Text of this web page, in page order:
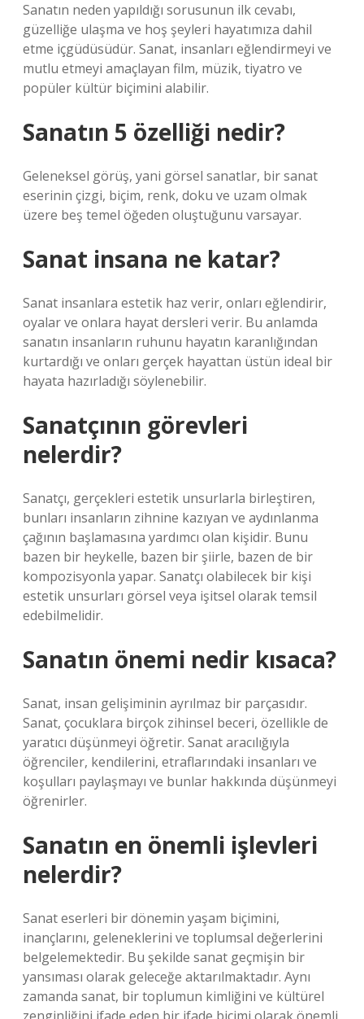
Sanatın neden yapıldığı sorusunun ilk cevabı,
güzelliğe ulaşma ve hoş şeyleri hayatımıza dahil
etme içgüdüsüdür. Sanat, insanları eğlendirmeyi ve
mutlu etmeyi amaçlayan film, müzik, tiyatro ve
popüler kültür biçimini alabilir.
Sanatın 5 özelliği nedir?
Geleneksel görüş, yani görsel sanatlar, bir sanat
eserinin çizgi, biçim, renk, doku ve uzam olmak
üzere beş temel öğeden oluştuğunu varsayar.
Sanat insana ne katar?
Sanat insanlara estetik haz verir, onları eğlendirir,
oyalar ve onlara hayat dersleri verir. Bu anlamda
sanatın insanların ruhunu hayatın karanlığından
kurtardığı ve onları gerçek hayattan üstün ideal bir
hayata hazırladığı söylenebilir.
Sanatçının görevleri
nelerdir?
Sanatçı, gerçekleri estetik unsurlarla birleştiren,
bunları insanların zihnine kazıyan ve aydınlanma
çağının başlamasına yardımcı olan kişidir. Bunu
bazen bir heykelle, bazen bir şiirle, bazen de bir
kompozisyonla yapar. Sanatçı olabilecek bir kişi
estetik unsurları görsel veya işitsel olarak temsil
edebilmelidir.
Sanatın önemi nedir kısaca?
Sanat, insan gelişiminin ayrılmaz bir parçasıdır.
Sanat, çocuklara birçok zihinsel beceri, özellikle de
yaratıcı düşünmeyi öğretir. Sanat aracılığıyla
öğrenciler, kendilerini, etraflarındaki insanları ve
koşulları paylaşmayı ve bunlar hakkında düşünmeyi
öğrenirler.
Sanatın en önemli işlevleri
nelerdir?
Sanat eserleri bir dönemin yaşam biçimini,
inançlarını, geleneklerini ve toplumsal değerlerini
belgelemektedir. Bu şekilde sanat geçmişin bir
yansıması olarak geleceğe aktarılmaktadır. Aynı
zamanda sanat, bir toplumun kimliğini ve kültürel